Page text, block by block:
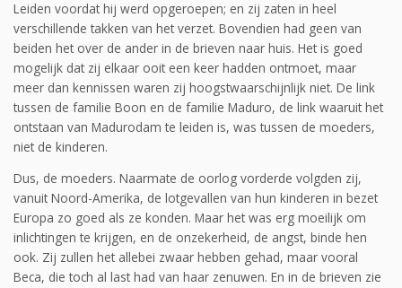
Leiden voordat hij werd opgeroepen; en zij zaten in heel
verschillende takken van het verzet. Bovendien had geen van
beiden het over de ander in de brieven naar huis. Het is goed
mogelijk dat zij elkaar ooit een keer hadden ontmoet, maar
meer dan kennissen waren zij hoogstwaarschijnlijk niet. De link
tussen de familie Boon en de familie Maduro, de link waaruit het
ontstaan van Madurodam te leiden is, was tussen de moeders,
niet de kinderen.
Dus, de moeders. Naarmate de oorlog vorderde volgden zij,
vanuit Noord-Amerika, de lotgevallen van hun kinderen in bezet
Europa zo goed als ze konden. Maar het was erg moeilijk om
inlichtingen te krijgen, en de onzekerheid, de angst, binde hen
ook. Zij zullen het allebei zwaar hebben gehad, maar vooral
Beca, die toch al last had van haar zenuwen. En in de brieven zie